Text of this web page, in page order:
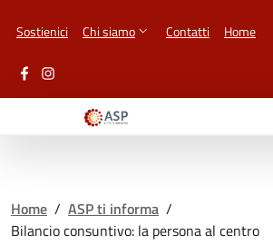
Sostienici Chi siamo Contatti Home
Home / ASP ti informa /
Bilancio consuntivo: la persona al centro